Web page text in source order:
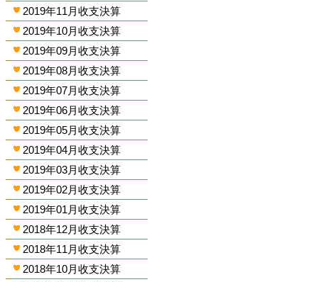
2019年11月收支決算
2019年10月收支決算
2019年09月收支決算
2019年08月收支決算
2019年07月收支決算
2019年06月收支決算
2019年05月收支決算
2019年04月收支決算
2019年03月收支決算
2019年02月收支決算
2019年01月收支決算
2018年12月收支決算
2018年11月收支決算
2018年10月收支決算